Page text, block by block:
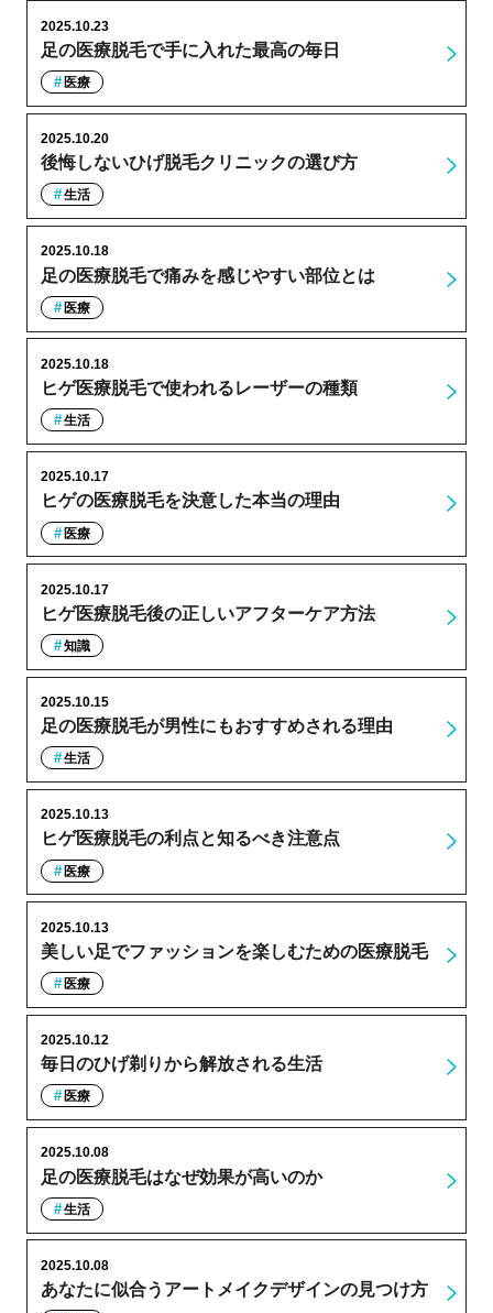
足の医療脱毛で手に入れた最高の毎日
2025.10.23
医療
後悔しないひげ脱毛クリニックの選び方
2025.10.20
生活
足の医療脱毛で痛みを感じやすい部位とは
2025.10.18
医療
ヒゲ医療脱毛で使われるレーザーの種類
2025.10.18
生活
ヒゲの医療脱毛を決意した本当の理由
2025.10.17
医療
ヒゲ医療脱毛後の正しいアフターケア方法
2025.10.17
知識
足の医療脱毛が男性にもおすすめされる理由
2025.10.15
生活
ヒゲ医療脱毛の利点と知るべき注意点
2025.10.13
医療
美しい足でファッションを楽しむための医療脱毛
2025.10.13
医療
毎日のひげ剃りから解放される生活
2025.10.12
医療
足の医療脱毛はなぜ効果が高いのか
2025.10.08
生活
あなたに似合うアートメイクデザインの見つけ方
2025.10.08